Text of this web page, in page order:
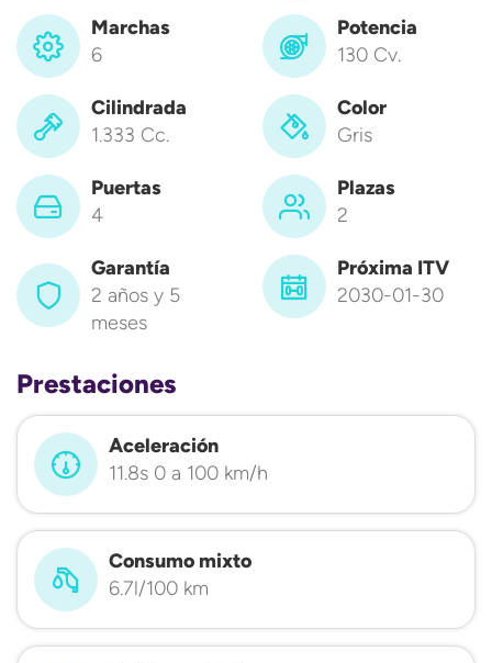
Marchas
6
Potencia
130 Cv.
Cilindrada
1.333 Cc.
Color
Gris
Puertas
4
Plazas
2
Garantía
2 años y 5
meses
Próxima ITV
2030-01-30
Prestaciones
Aceleración
11.8s 0 a 100 km/h
Consumo mixto
6.7l/100 km